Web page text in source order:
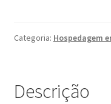
Categoria: Hospedagem
Descrição